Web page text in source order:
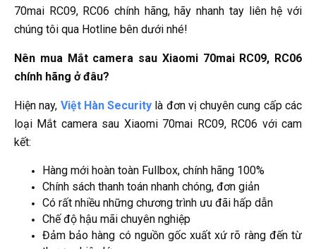
70mai RC09, RC06 chính hãng, hãy nhanh tay liên hệ với
chúng tôi qua Hotline bên dưới nhé!
Nên mua Mắt camera sau Xiaomi 70mai RC09, RC06
chính hãng ở đâu?
Hiện nay, Việt Hàn Security là đơn vị chuyên cung cấp các
loại Mắt camera sau Xiaomi 70mai RC09, RC06 với cam
kết:
Hàng mới hoàn toàn Fullbox, chính hãng 100%
Chính sách thanh toán nhanh chóng, đơn giản
Có rất nhiều những chương trình ưu đãi hấp dẫn
Chế độ hậu mãi chuyên nghiệp
Đảm bảo hàng có nguồn gốc xuất xứ rõ ràng đến từ